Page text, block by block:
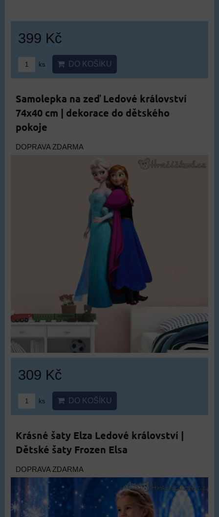
399 Kč
ks DO KOŠÍKU
Samolepka na zeď Ledové království
74x40 cm | dekorace do dětského
pokoje
DOPRAVA ZDARMA
309 Kč
ks DO KOŠÍKU
Krásné šaty Elza Ledové království |
Dětské šaty Frozen Elsa
DOPRAVA ZDARMA